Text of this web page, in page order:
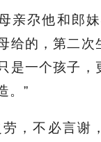
亲尕他和郎
给的，第二次
是一个孩子，
。”
劳，不必言谢